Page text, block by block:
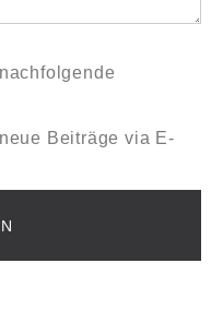
Beiträge via E-